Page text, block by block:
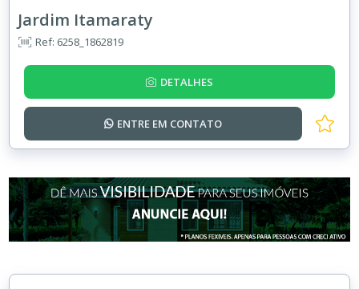
Jardim Itamaraty
Ref: 6258_1862819
DETALHES
ENTRE EM CONTATO